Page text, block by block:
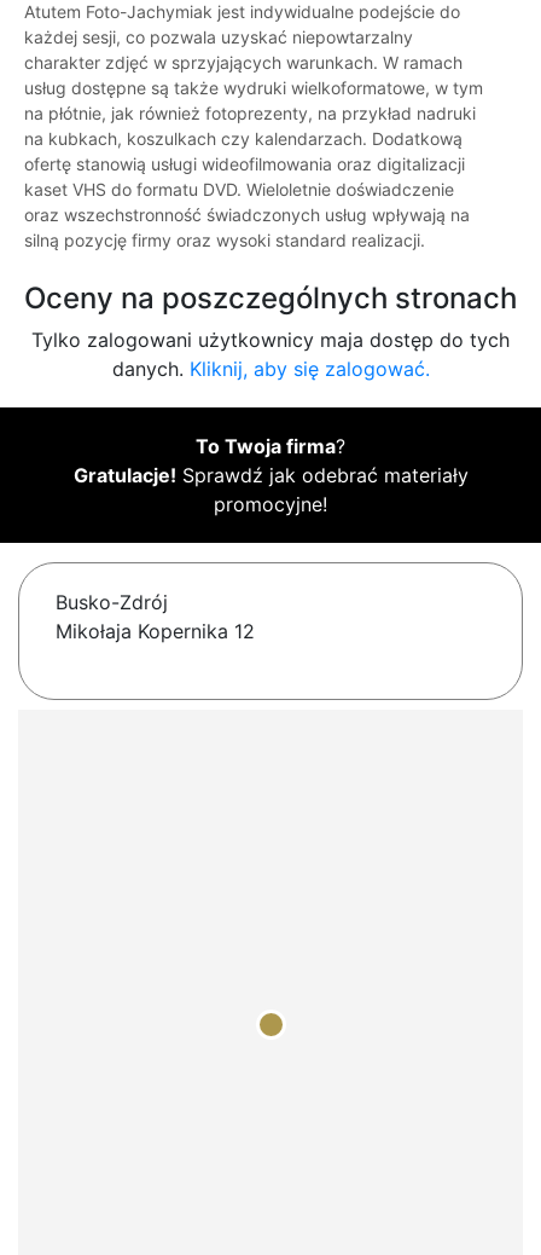
Atutem Foto-Jachymiak jest indywidualne podejście do
każdej sesji, co pozwala uzyskać niepowtarzalny
charakter zdjęć w sprzyjających warunkach. W ramach
usług dostępne są także wydruki wielkoformatowe, w tym
na płótnie, jak również fotoprezenty, na przykład nadruki
na kubkach, koszulkach czy kalendarzach. Dodatkową
ofertę stanowią usługi wideofilmowania oraz digitalizacji
kaset VHS do formatu DVD. Wieloletnie doświadczenie
oraz wszechstronność świadczonych usług wpływają na
silną pozycję firmy oraz wysoki standard realizacji.
Oceny na poszczególnych stronach
Tylko zalogowani użytkownicy maja dostęp do tych
danych. Kliknij, aby się zalogować.
To Twoja firma?
Gratulacje! Sprawdź jak odebrać materiały
promocyjne!
Busko-Zdrój
Mikołaja Kopernika 12